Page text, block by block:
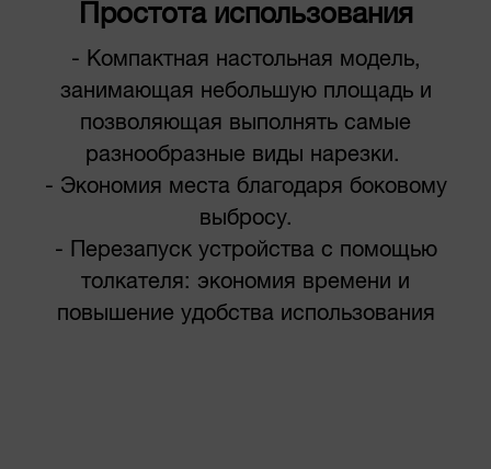
Простота использования
- Компактная настольная модель,
занимающая небольшую площадь и
позволяющая выполнять самые
разнообразные виды нарезки.
- Экономия места благодаря боковому
выбросу.
- Перезапуск устройства с помощью
толкателя: экономия времени и
повышение удобства использования